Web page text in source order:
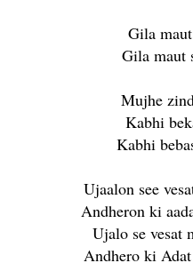
Gila
Gila maut
Mujhe
Kabhi
Kabhi
Ujaalon see
Andheron ki
Ujalo se vesat
Andhero ki